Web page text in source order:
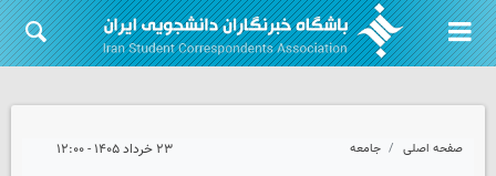
صفحه اصلی جامعه ۲۳ خرداد ۱۴۰۵ - ۱۲:۰۰